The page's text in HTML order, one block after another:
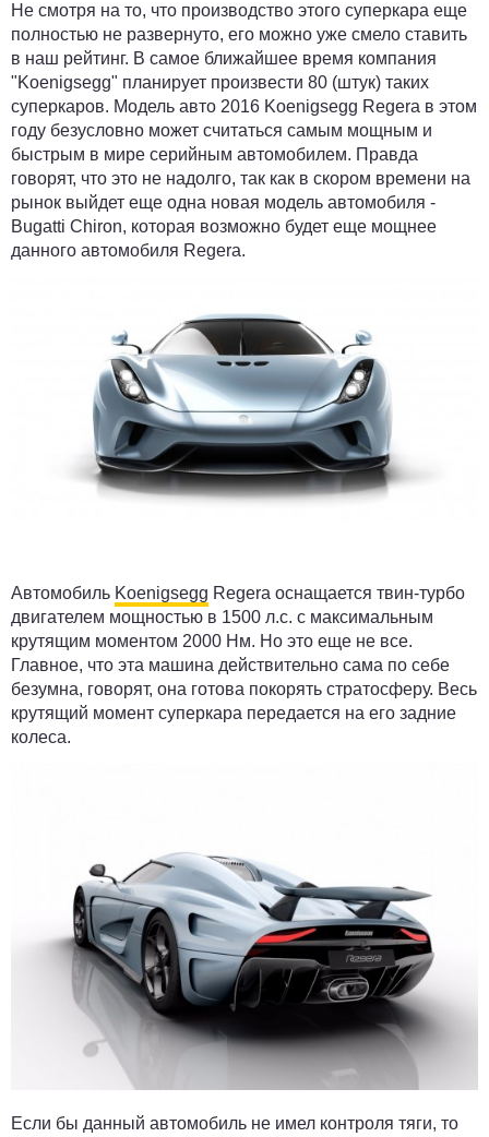
Не смотря на то, что производство этого суперкара еще
полностью не развернуто, его можно уже смело ставить
в наш рейтинг. В самое ближайшее время компания
"Koenigsegg" планирует произвести 80 (штук) таких
суперкаров. Модель авто 2016 Koenigsegg Regera в этом
году безусловно может считаться самым мощным и
быстрым в мире серийным автомобилем. Правда
говорят, что это не надолго, так как в скором времени на
рынок выйдет еще одна новая модель автомобиля -
Bugatti Chiron, которая возможно будет еще мощнее
данного автомобиля Regera.
Автомобиль Koenigsegg Regera оснащается твин-турбо
двигателем мощностью в 1500 л.с. с максимальным
крутящим моментом 2000 Нм. Но это еще не все.
Главное, что эта машина действительно сама по себе
безумна, говорят, она готова покорять стратосферу. Весь
крутящий момент суперкара передается на его задние
колеса.
Если бы данный автомобиль не имел контроля тяги, то